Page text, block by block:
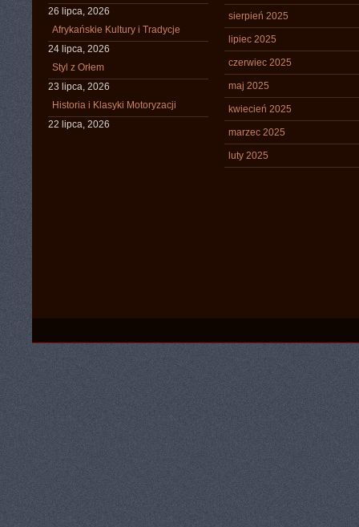
26 lipca, 2026
Afrykańskie Kultury i Tradycje
24 lipca, 2026
Styl z Orłem
23 lipca, 2026
Historia i Klasyki Motoryzacji
22 lipca, 2026
sierpień 2025
lipiec 2025
czerwiec 2025
maj 2025
kwiecień 2025
marzec 2025
luty 2025